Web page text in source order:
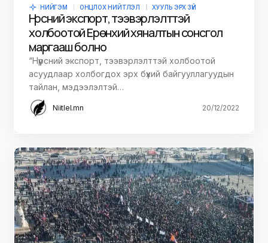
НИЙГЭМ ОНЦЛОХ НИЙТЛЭЛ ХУУЛЬ ЭРХ ЗҮЙ
Нүүрсний экспорт, тээвэрлэлттэй
холбоотой Ерөнхий хяналтын сонсгол
маргааш болно
“Нүүрсний экспорт, тээвэрлэлттэй холбоотой
асуудлаар холбогдох эрх бүхий байгууллагуудын
тайлан, мэдээлэлтэй…
Niitlel.mn 20/12/2022